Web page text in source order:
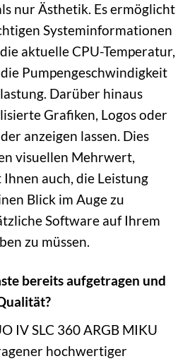
nur Ästhetik. Es ermöglicht
Systeminformationen
aktuelle CPU-Temperatur,
Pumpengeschwindigkeit
Darüber hinaus
Grafiken, Logos oder
anzeigen lassen. Dies
visuellen Mehrwert,
auch, die Leistung
Blick im Auge zu
Software auf Ihrem
zu müssen.
bereits aufgetragen und
IV SLC 360 ARGB MIKU
hochwertiger